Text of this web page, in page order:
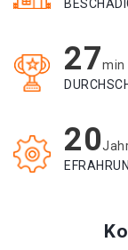
27min
20